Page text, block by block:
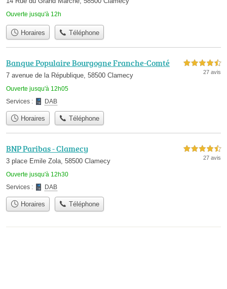
Ouverte jusqu'à 12h
Horaires Téléphone
Banque Populaire Bourgogne Franche-Comté
7 avenue de la République, 58500 Clamecy
Ouverte jusqu'à 12h05
4,5 étoiles sur 5
27 avis
Services : DAB
Horaires Téléphone
BNP Paribas - Clamecy
3 place Emile Zola, 58500 Clamecy
Ouverte jusqu'à 12h30
4,5 étoiles sur 5
27 avis
Services : DAB
Horaires Téléphone